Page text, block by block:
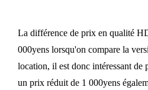
La différence de prix en qualité
000yens lorsqu'on compare la
location, il est donc intéressant de
un prix réduit de 1 000yens